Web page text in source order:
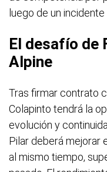
luego de un
El desafío de
Alpine
Tras firmar contrato
Colapinto tendrá la
evolución y
Pilar deberá mejorar
al mismo tiempo,